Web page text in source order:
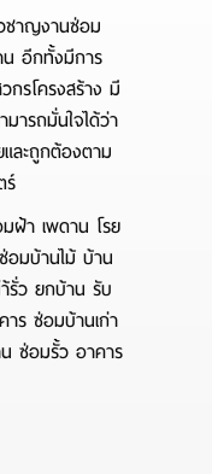
ญงานซ่อม
น อีกทั้งมีการ
กรโครงสร้าง มี
ารถมั่นใจได้ว่า
ละถูกต้องตาม
ร์
า เพดาน โรย
มบ้านไม้ บ้าน
รั่ว ยกบ้าน รับ
ร ซ่อมบ้านเก่า
ซ่อมรั้ว อาคาร